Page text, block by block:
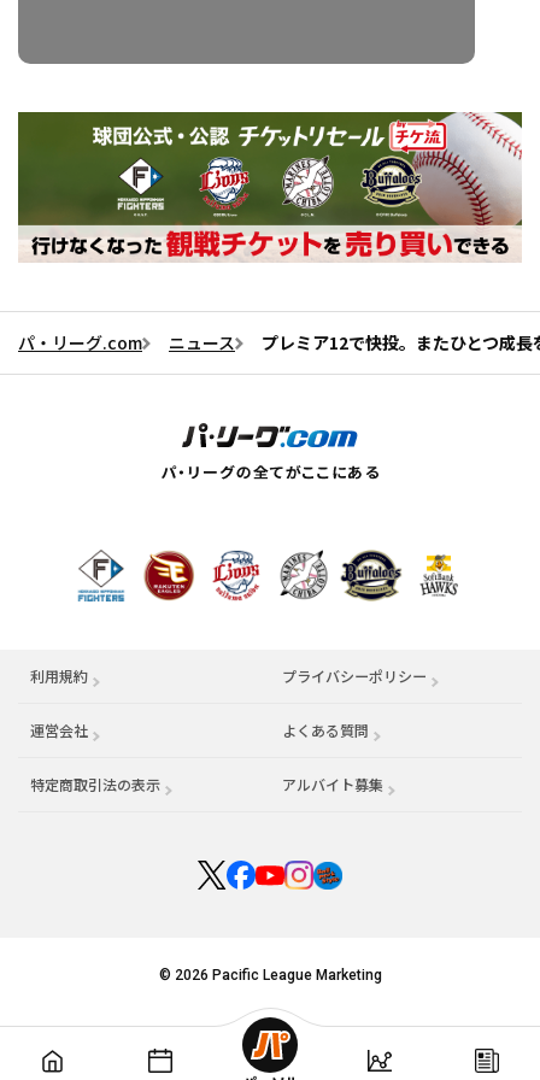
パ・リーグ.com ニュース プレミア12で快投。またひとつ成
利用規約 プライバシーポリシー
運営会社 （別ウィンドウで開く） よくある質問
特定商取引法の表示 アルバイト募集 （別ウィンドウで開く
© 2026 Pacific League Marketing